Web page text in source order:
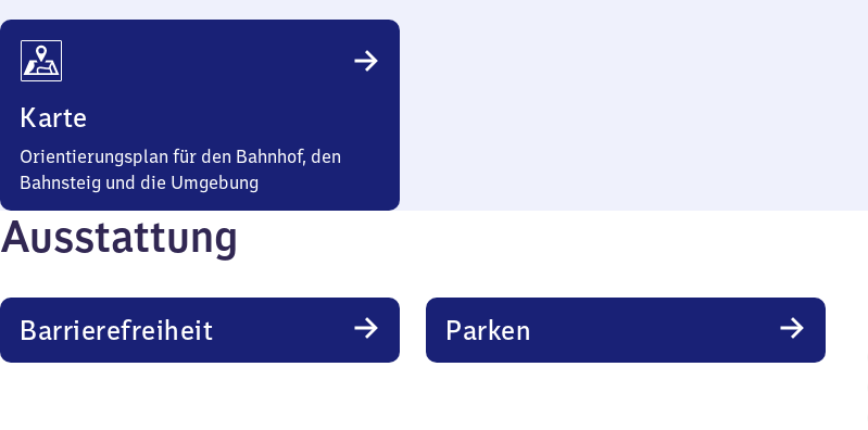
Karte
Orientierungsplan für den Bahnhof, den
Bahnsteig und die Umgebung
Ausstattung
Barrierefreiheit Parken